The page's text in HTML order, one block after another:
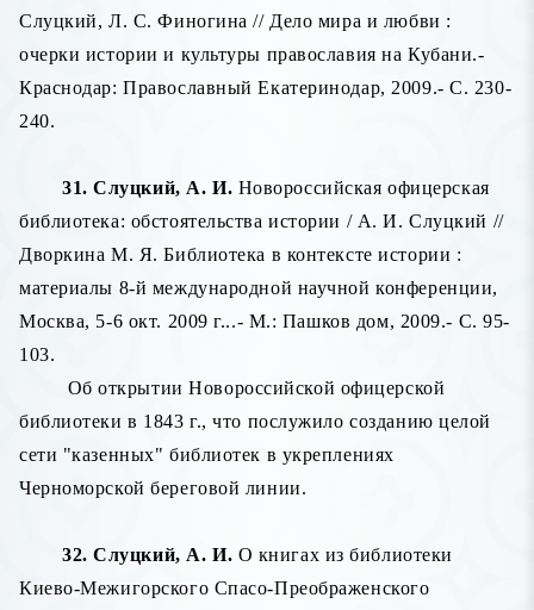
Слуцкий, Л. С. Финогина // Дело мира и любви :
очерки истории и культуры православия на Кубани.-
Краснодар: Православный Екатеринодар, 2009.- С. 230-
240.
31. Слуцкий, А. И. Новороссийская офицерская
библиотека: обстоятельства истории / А. И. Слуцкий //
Дворкина М. Я. Библиотека в контексте истории :
материалы 8-й международной научной конференции,
Москва, 5-6 окт. 2009 г...- М.: Пашков дом, 2009.- С. 95-
103.
Об открытии Новороссийской офицерской
библиотеки в 1843 г., что послужило созданию целой
сети "казенных" библиотек в укреплениях
Черноморской береговой линии.
32. Слуцкий, А. И. О книгах из библиотеки
Киево-Межигорского Спасо-Преображенского